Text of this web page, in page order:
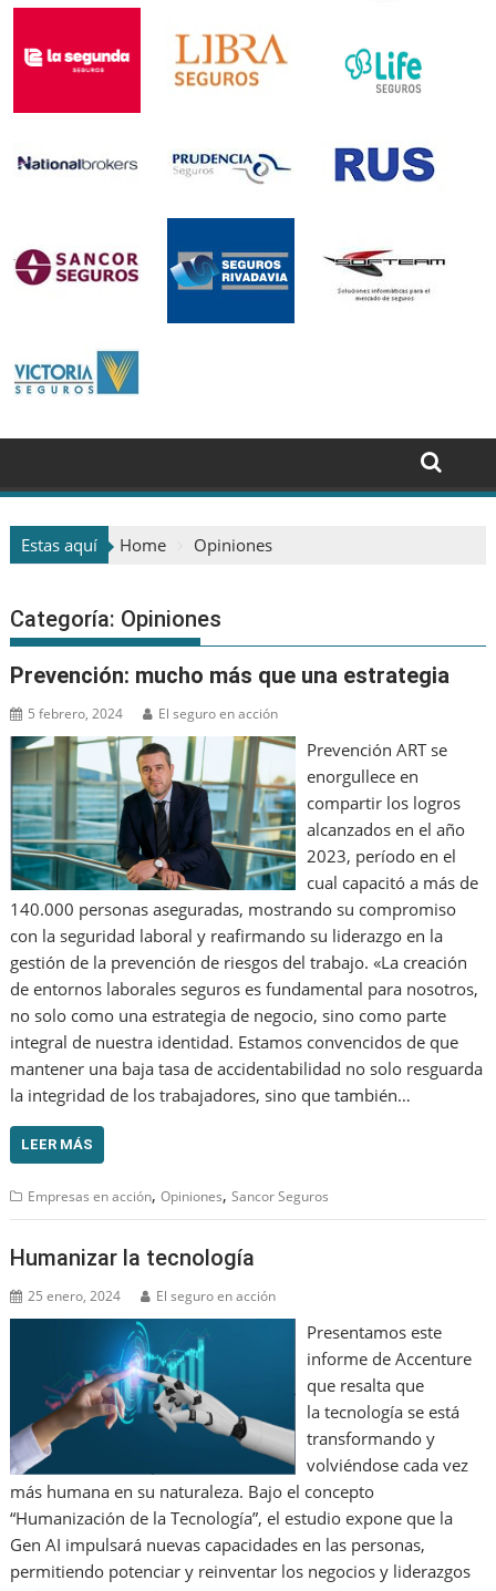
Estas aquí Home Opiniones
Categoría: Opiniones
Prevención: mucho más que una estrategia
5 febrero, 2024 El seguro en acción
Prevención ART se
enorgullece en
compartir los logros
alcanzados en el año
2023, período en el
cual capacitó a más de
140.000 personas aseguradas, mostrando su compromiso
con la seguridad laboral y reafirmando su liderazgo en la
gestión de la prevención de riesgos del trabajo. «La creación
de entornos laborales seguros es fundamental para nosotros,
no solo como una estrategia de negocio, sino como parte
integral de nuestra identidad. Estamos convencidos de que
mantener una baja tasa de accidentabilidad no solo resguarda
la integridad de los trabajadores, sino que también…
LEER MÁS
Empresas en acción,Opiniones,Sancor Seguros
Humanizar la tecnología
25 enero, 2024 El seguro en acción
Presentamos este
informe de Accenture
que resalta que
la tecnología se está
transformando y
volviéndose cada vez
más humana en su naturaleza. Bajo el concepto
“Humanización de la Tecnología”, el estudio expone que la
Gen AI impulsará nuevas capacidades en las personas,
permitiendo potenciar y reinventar los negocios y liderazgos